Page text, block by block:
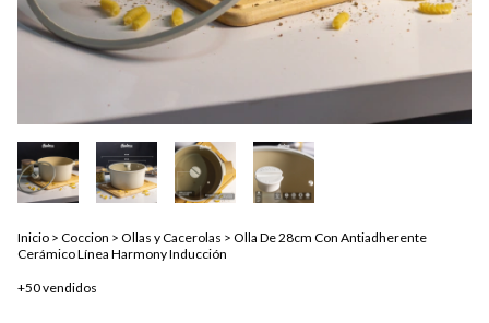
Inicio > Coccion > Ollas y Cacerolas > Olla De 28cm Con Antiadherente
Cerámico Línea Harmony Inducción
+50 vendidos